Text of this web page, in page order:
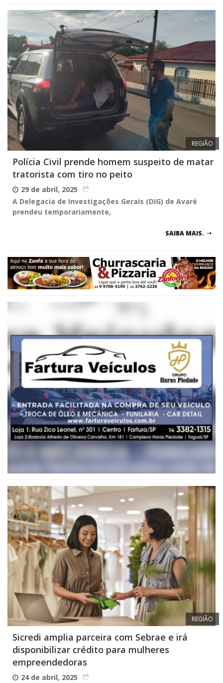
REGIÃO
Polícia Civil prende homem suspeito de matar
tratorista com tiro no peito
29 de abril, 2025
A Delegacia de Investigações Gerais (DIG) de Avaré
prendeu temporariamente,
SAIBA MAIS.
REGIÃO
Sicredi amplia parceira com Sebrae e irá
disponibilizar crédito para mulheres
empreendedoras
24 de abril, 2025